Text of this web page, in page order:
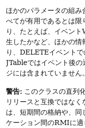
ほかのパラメータの組み
べてが有用であるとは限
り、たとえば、イベン
生したかなど、ほかの情
り、DELETEイベントで
JTableではイベント後
ジには含まれていません。
警告: このクラスの直列
リリースと互換ではなく
は、短期間の格納や、
ケーション間のRMIに適